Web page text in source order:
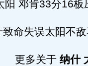
阳 邓肯33分16板
命失误太阳不
更多关于 纳什